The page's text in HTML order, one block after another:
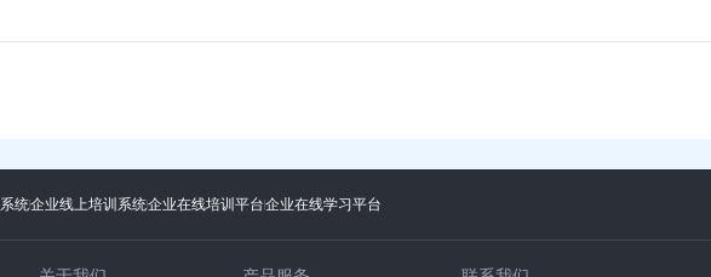
统企业线上培训系统企业在线培训平台企业在线学习平台